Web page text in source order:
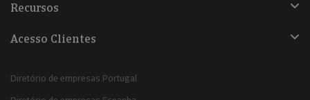
Recursos
Acesso Clientes
Diretório de empresas Portugal